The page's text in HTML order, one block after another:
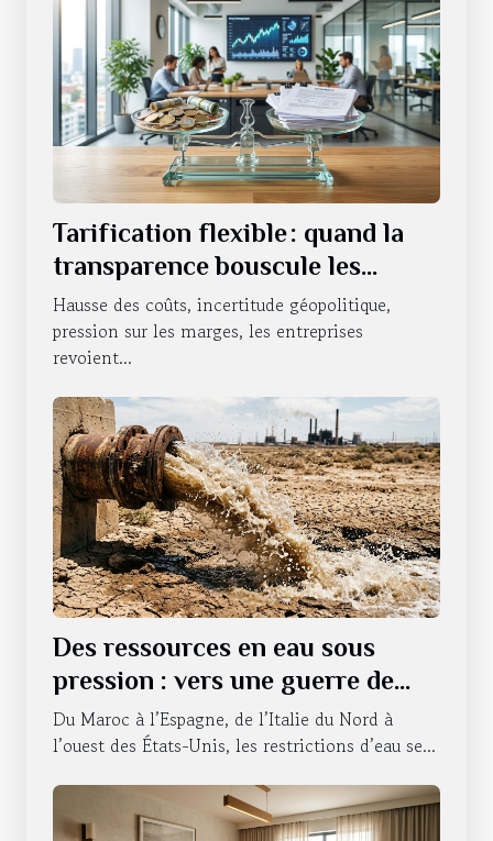
Tarification flexible : quand la
transparence bouscule les
habitudes des entreprises
Hausse des coûts, incertitude géopolitique,
pression sur les marges, les entreprises
revoient...
Des ressources en eau sous
pression : vers une guerre de
l’accessibilité ?
Du Maroc à l’Espagne, de l’Italie du Nord à
l’ouest des États-Unis, les restrictions d’eau se...